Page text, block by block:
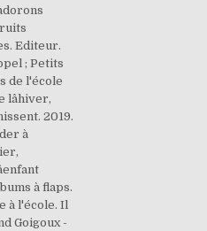
Editeur.
; Petits
de l'école
2019.
à
à flaps.
à l'école. Il
Goigoux -